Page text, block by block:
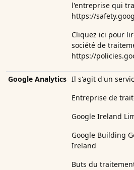
l'entreprise qui
https://
Cliquez ici pour
société de
https://
Google Analytics Il s'agit d'un
Entreprise de
Google Ireland
Google Building
Ireland
Buts du